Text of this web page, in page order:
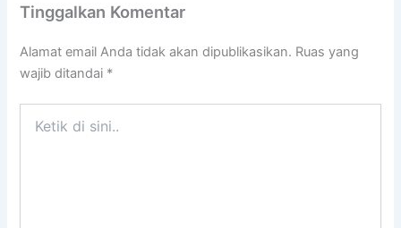
Tinggalkan Komentar
Alamat email Anda tidak akan dipublikasikan. Ruas yang
wajib ditandai *